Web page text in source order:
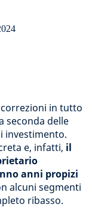
in tutto
seconda delle
investimento.
e, infatti, il
anni propizi
alcuni segmenti
ribasso.